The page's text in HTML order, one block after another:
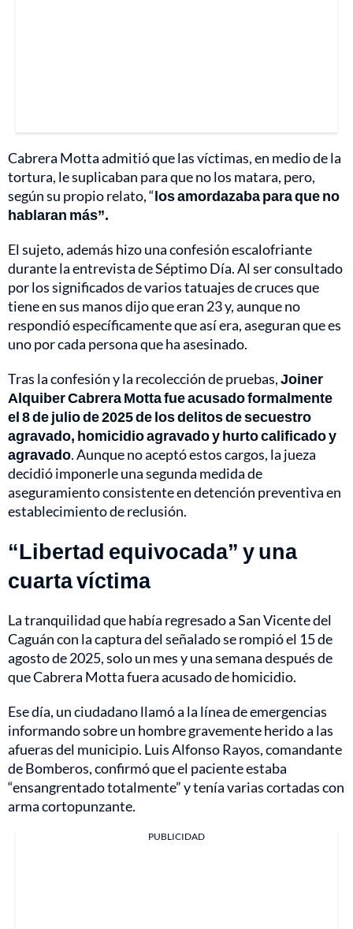
Cabrera Motta admitió que las víctimas, en medio de la
tortura, le suplicaban para que no los matara, pero,
según su propio relato, “los amordazaba para que no
hablaran más”.
El sujeto, además hizo una confesión escalofriante
durante la entrevista de Séptimo Día. Al ser consultado
por los significados de varios tatuajes de cruces que
tiene en sus manos dijo que eran 23 y, aunque no
respondió específicamente que así era, aseguran que es
uno por cada persona que ha asesinado.
Tras la confesión y la recolección de pruebas,Joiner
Alquiber Cabrera Motta fue acusado formalmente
el 8 de julio de 2025 de los delitos de secuestro
agravado, homicidio agravado y hurto calificado y
agravado. Aunque no aceptó estos cargos, la jueza
decidió imponerle una segunda medida de
aseguramiento consistente en detención preventiva en
establecimiento de reclusión.
“Libertad equivocada” y una
cuarta víctima
La tranquilidad que había regresado a San Vicente del
Caguán con la captura del señalado se rompió el 15 de
agosto de 2025, solo un mes y una semana después de
que Cabrera Motta fuera acusado de homicidio.
Ese día, un ciudadano llamó a la línea de emergencias
informando sobre un hombre gravemente herido a las
afueras del municipio. Luis Alfonso Rayos, comandante
de Bomberos, confirmó que el paciente estaba
“ensangrentado totalmente” y tenía varias cortadas con
arma cortopunzante.
PUBLICIDAD